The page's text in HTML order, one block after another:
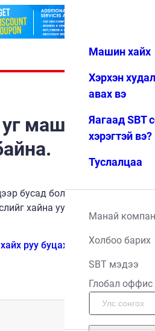
Дуртай Цэс
Машин хайх
Хэрхэн
авах вэ
Яагаад SBT
хэрэгтэй вэ?
Туслалцаа
Манай
Холбоо барих
SBT мэдээ
Глобал оффис
машин
бусад боломжит тээврийн
хайна уу.
руу буцах